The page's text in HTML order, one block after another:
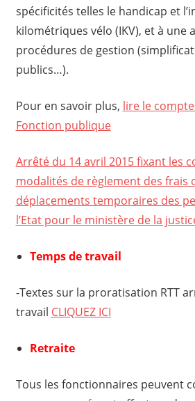
spécificités telles le handicap et
kilométriques vélo (IKV), et à une
procédures de gestion
publics…).
Pour en savoir plus, lire le
Fonction publique
Arrêté du 14 avril 2015 fixant les
modalités de règlement des frais
déplacements temporaires des
l’Etat pour le ministère de la
Temps de travail
-Textes sur la proratisation RTT
travail CLIQUEZ ICI
Retraite
Tous les fonctionnaires peuvent